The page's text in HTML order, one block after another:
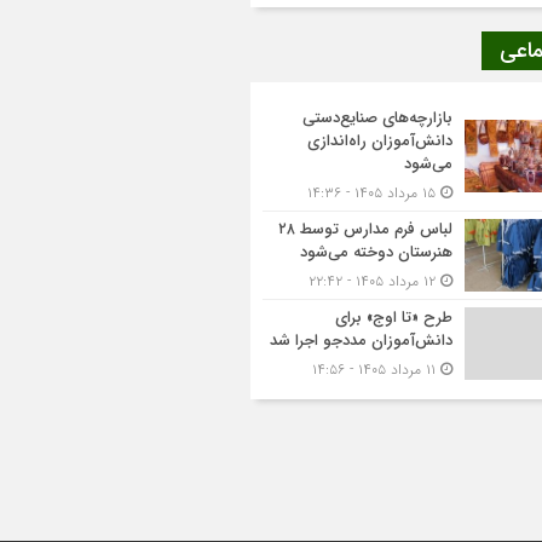
بازارچه‌های صنایع‌دستی
دانش‌آموزان راه‌اندازی
می‌شود
لباس فرم مدارس توسط ۲۸
هنرستان‌ دوخته می‌شود
طرح «تا اوج» برای
دانش‌آموزان مددجو اجرا شد